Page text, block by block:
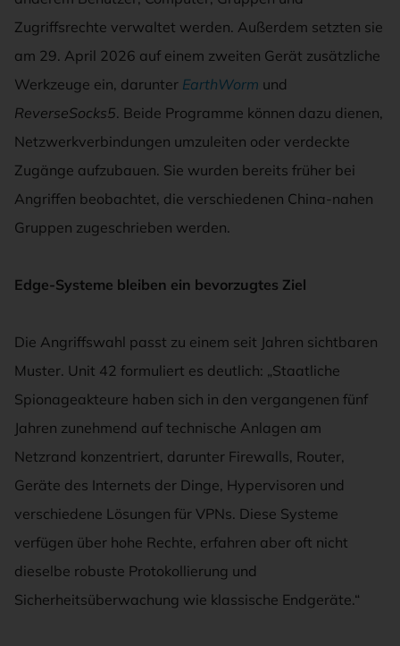
Zugriffsrechte verwaltet werden. Außerdem setzten sie
am 29. April 2026 auf einem zweiten Gerät zusätzliche
Werkzeuge ein, darunter EarthWorm und
ReverseSocks5. Beide Programme können dazu dienen,
Netzwerkverbindungen umzuleiten oder verdeckte
Zugänge aufzubauen. Sie wurden bereits früher bei
Angriffen beobachtet, die verschiedenen China-nahen
Gruppen zugeschrieben werden.
Edge-Systeme bleiben ein bevorzugtes Ziel
Die Angriffswahl passt zu einem seit Jahren sichtbaren
Muster. Unit 42 formuliert es deutlich: „Staatliche
Spionageakteure haben sich in den vergangenen fünf
Jahren zunehmend auf technische Anlagen am
Netzrand konzentriert, darunter Firewalls, Router,
Geräte des Internets der Dinge, Hypervisoren und
verschiedene Lösungen für VPNs. Diese Systeme
verfügen über hohe Rechte, erfahren aber oft nicht
dieselbe robuste Protokollierung und
Sicherheitsüberwachung wie klassische Endgeräte.“